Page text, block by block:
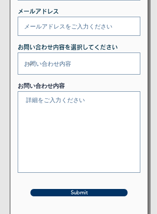
メールアドレス
お問い合わせ内容を選択してください
お問い合わせ内容
Submit